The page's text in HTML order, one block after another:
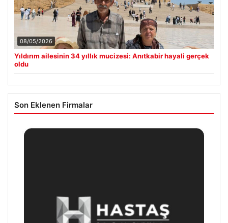
08/05/2026
Yıldırım ailesinin 34 yıllık mucizesi: Anıtkabir hayali gerçek
oldu
Son Eklenen Firmalar